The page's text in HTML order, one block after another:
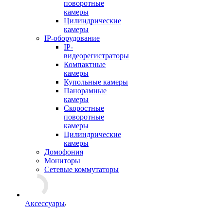
поворотные
камеры
Цилиндрические
камеры
IP-оборудование
IP-
видеорегистраторы
Компактные
камеры
Купольные камеры
Панорамные
камеры
Скоростные
поворотные
камеры
Цилиндрические
камеры
Домофония
Мониторы
Сетевые коммутаторы
Аксессуары